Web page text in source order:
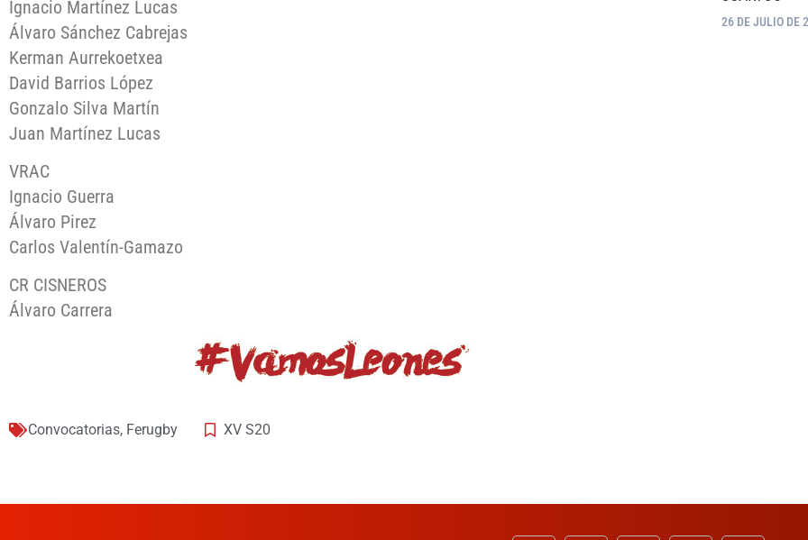
Ignacio Martínez Lucas
Álvaro Sánchez Cabrejas
Kerman Aurrekoetxea
David Barrios López
Gonzalo Silva Martín
Juan Martínez Lucas
VRAC
Ignacio Guerra
Álvaro Pirez
Carlos Valentín-Gamazo
CR CISNEROS
Álvaro Carrera
Convocatorias, Ferugby XV S20
26 DE JULIO DE